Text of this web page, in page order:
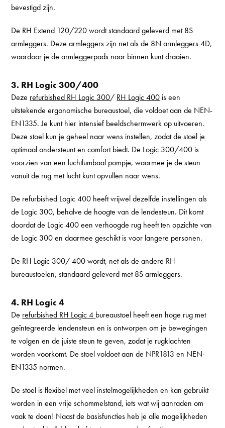
bevestigd zijn.
De RH Extend 120/220 wordt standaard geleverd met 8S
armleggers. Deze armleggers zijn net als de 8N armleggers 4D,
waardoor je de armleggerpads naar binnen kunt draaien.
3. RH Logic 300/400
Deze refurbished RH Logic 300/ RH Logic 400 is een
uitstekende ergonomische bureaustoel, die voldoet aan de NEN-
EN1335. Je kunt hier intensief beeldschermwerk op uitvoeren.
Deze stoel kun je geheel naar wens instellen, zodat de stoel je
optimaal ondersteunt en comfort biedt. De Logic 300/400 is
voorzien van een luchtlumbaal pompje, waarmee je de steun
vanuit de rug met lucht kunt opvullen naar wens.
De refurbished Logic 400 heeft vrijwel dezelfde instellingen als
de Logic 300, behalve de hoogte van de lendesteun. Dit komt
doordat de Logic 400 een verhoogde rug heeft ten opzichte van
de Logic 300 en daarmee geschikt is voor langere personen.
De RH Logic 300/ 400 wordt, net als de andere RH
bureaustoelen, standaard geleverd met 8S armleggers.
4. RH Logic 4
De refurbished RH Logic 4 bureaustoel heeft een hoge rug met
geïntegreerde lendensteun en is ontworpen om je bewegingen
te volgen en de juiste steun te geven, zodat je rugklachten
worden voorkomt. De stoel voldoet aan de NPR1813 en NEN-
EN1335 normen.
De stoel is flexibel met veel instelmogelijkheden en kan gebruikt
worden in een vrije schommelstand, iets wat wij aanraden om
vaak te doen! Naast de basisfuncties heb je alle mogelijkheden